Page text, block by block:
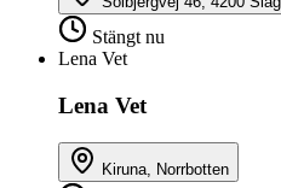
Stängt nu
Lena Vet
Lena Vet
Kiruna, Norrbotten